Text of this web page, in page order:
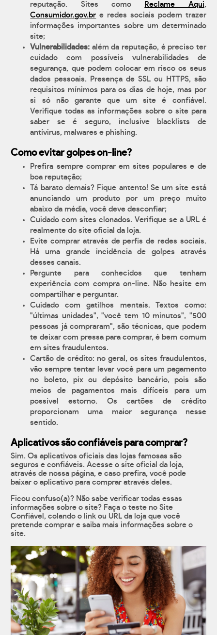
reputação. Sites como
Reclame Aqui,
Consumidor.gov.br e redes sociais podem trazer
informações importantes sobre um determinado
site;
Vulnerabilidades: além da reputação, é preciso ter
cuidado com possíveis vulnerabilidades de
segurança, que podem colocar em risco os seus
dados pessoais. Presença de SSL ou HTTPS, são
requisitos mínimos para os dias de hoje, mas por
si só não garante que um site é confiável.
Verifique todas as informações sobre o site para
saber se é seguro, inclusive blacklists de
antívirus, malwares e phishing.
Como evitar golpes on-line?
Prefira sempre comprar em sites populares e de
boa reputação;
Tá barato demais? Fique antento! Se um site está
anunciando um produto por um preço muito
abaixo da média, você deve desconfiar;
Cuidado com sites clonados. Verifique se a URL é
realmente do site oficial da loja.
Evite comprar através de perfis de redes sociais.
Há uma grande incidência de golpes através
desses canais.
Pergunte para conhecidos que tenham
experiência com compra on-line. Não hesite em
compartilhar e perguntar.
Cuidado com gatilhos mentais. Textos como:
"últimas unidades", "você tem 10 minutos", "500
pessoas já compraram", são técnicas, que podem
te deixar com pressa para comprar, é bem comum
em sites fraudulentos.
Cartão de crédito: no geral, os sites fraudulentos,
vão sempre tentar levar você para um pagamento
no boleto, pix ou depósito bancário, pois são
meios de pagamentos mais difíceis para um
possível estorno. Os cartões de crédito
proporcionam uma maior segurança nesse
sentido.
Aplicativos são confiáveis para comprar?
Sim. Os aplicativos oficiais das lojas famosas são
seguros e confiáveis. Acesse o site oficial da loja,
através de nossa página, e caso prefira, você pode
baixar o aplicativo para comprar através deles.
Ficou confuso(a)? Não sabe verificar todas essas
informações sobre o site? Faça o teste no Site
Confiável, colando o link ou URL da loja que você
pretende comprar e saiba mais informações sobre o
site.